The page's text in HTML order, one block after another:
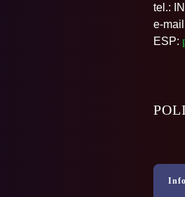
tel.:
e-
ESP: